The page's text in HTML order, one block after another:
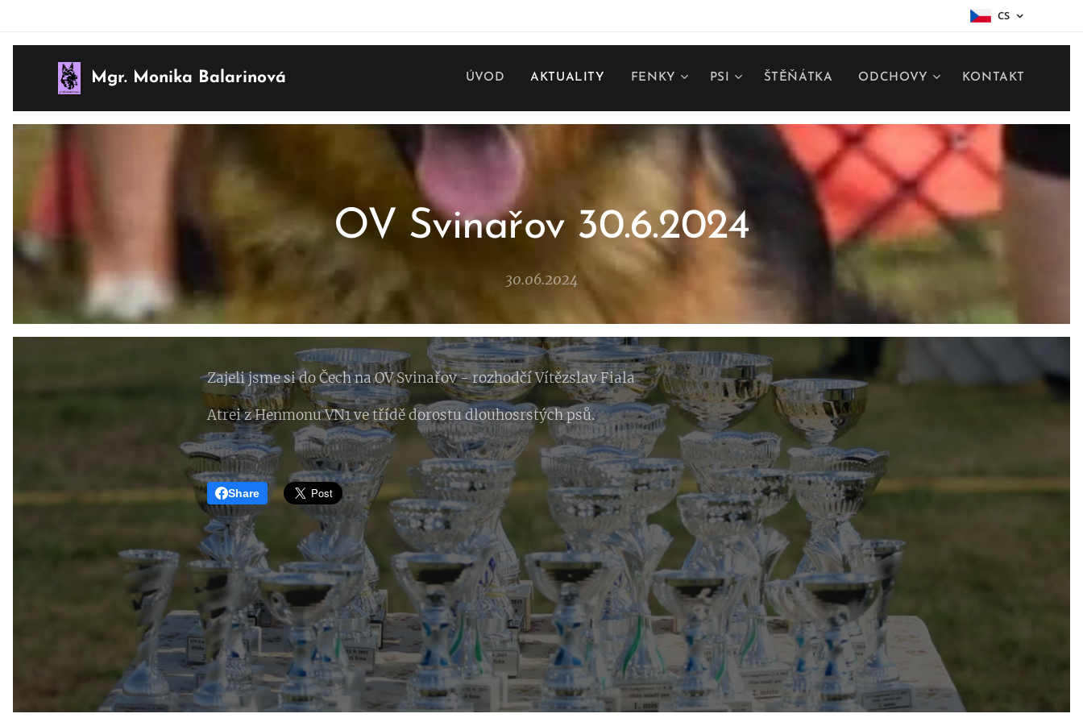
CS
Mgr. Monika Balarinová ÚVOD AKTUALITY FENKY PSI ŠTĚŇÁTKA ODCHOVY KONTAKT
OV Svinařov 30.6.2024
30.06.2024
Zajeli jsme si do Čech na OV Svinařov - rozhodčí Vítězslav Fiala
Atrei z Henmonu VN1 ve třídě dorostu dlouhosrstých psů.
Share